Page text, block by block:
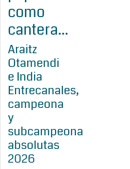
como
cantera...
Araitz
Otamendi
e India
Entrecanales,
campeona
y
subcampeona
absolutas
2026